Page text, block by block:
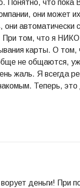
Понятно, что пока
они может
они автоматически
При том, что я
карты. О том,
не общаются,
жаль. Я всегда
Теперь, это
деньги! При